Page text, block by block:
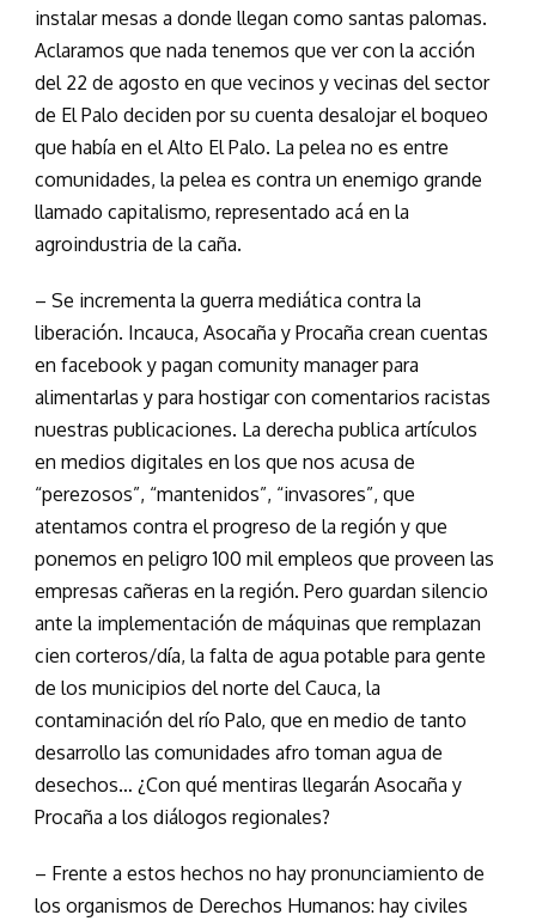
instalar mesas a donde llegan como santas palomas.
Aclaramos que nada tenemos que ver con la acción
del 22 de agosto en que vecinos y vecinas del sector
de El Palo deciden por su cuenta desalojar el boqueo
que había en el Alto El Palo. La pelea no es entre
comunidades, la pelea es contra un enemigo grande
llamado capitalismo, representado acá en la
agroindustria de la caña.
– Se incrementa la guerra mediática contra la
liberación. Incauca, Asocaña y Procaña crean cuentas
en facebook y pagan comunity manager para
alimentarlas y para hostigar con comentarios racistas
nuestras publicaciones. La derecha publica artículos
en medios digitales en los que nos acusa de
“perezosos”, “mantenidos”, “invasores”, que
atentamos contra el progreso de la región y que
ponemos en peligro 100 mil empleos que proveen las
empresas cañeras en la región. Pero guardan silencio
ante la implementación de máquinas que remplazan
cien corteros/día, la falta de agua potable para gente
de los municipios del norte del Cauca, la
contaminación del río Palo, que en medio de tanto
desarrollo las comunidades afro toman agua de
desechos… ¿Con qué mentiras llegarán Asocaña y
Procaña a los diálogos regionales?
– Frente a estos hechos no hay pronunciamiento de
los organismos de Derechos Humanos: hay civiles